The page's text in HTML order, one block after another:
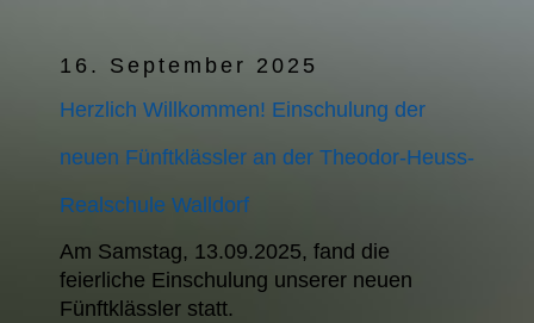
16. September 2025
Herzlich Willkommen! Einschulung der
neuen Fünftklässler an der Theodor-Heuss-
Realschule Walldorf
Am Samstag, 13.09.2025, fand die
feierliche Einschulung unserer neuen
Fünftklässler statt.